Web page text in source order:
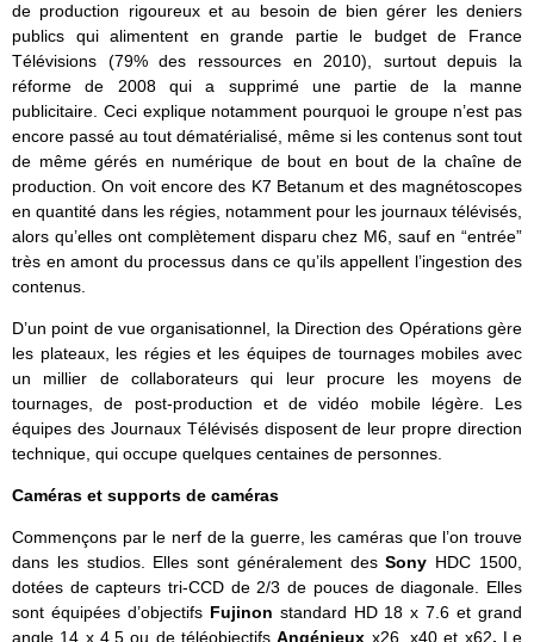
de production rigoureux et au besoin de bien gérer les deniers
publics qui alimentent en grande partie le budget de France
Télévisions (79% des ressources en 2010), surtout depuis la
réforme de 2008 qui a supprimé une partie de la manne
publicitaire. Ceci explique notamment pourquoi le groupe n’est pas
encore passé au tout dématérialisé, même si les contenus sont tout
de même gérés en numérique de bout en bout de la chaîne de
production. On voit encore des K7 Betanum et des magnétoscopes
en quantité dans les régies, notamment pour les journaux télévisés,
alors qu’elles ont complètement disparu chez M6, sauf en “entrée”
très en amont du processus dans ce qu’ils appellent l’ingestion des
contenus.
D’un point de vue organisationnel, la Direction des Opérations gère
les plateaux, les régies et les équipes de tournages mobiles avec
un millier de collaborateurs qui leur procure les moyens de
tournages, de post-production et de vidéo mobile légère. Les
équipes des Journaux Télévisés disposent de leur propre direction
technique, qui occupe quelques centaines de personnes.
Caméras et supports de caméras
Commençons par le nerf de la guerre, les caméras que l’on trouve
dans les studios. Elles sont généralement desSony HDC 1500,
dotées de capteurs tri-CCD de 2/3 de pouces de diagonale. Elles
sont équipées d’objectifs Fujinon standard HD 18 x 7.6 et grand
angle 14 x 4.5 ou de téléobjectifsAngénieux x26, x40 et x62. Le